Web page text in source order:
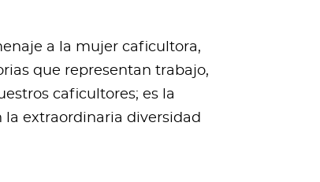
a la mujer caficultora,
que representan trabajo,
caficultores; es la
extraordinaria diversidad